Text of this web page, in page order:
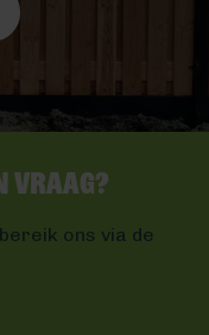
vraag?
ons via de